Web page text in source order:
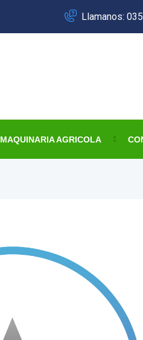
Llamanos:
MAQUINARIA AGRICOLA